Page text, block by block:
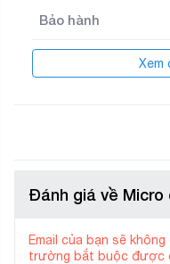
Bảo hành
Xem
Đánh giá về Micro
Email của bạn sẽ
trường bắt buộc được